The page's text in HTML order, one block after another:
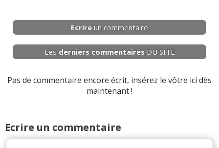
Ecrire un commentaire
Les derniers commentaires DU SITE
Pas de commentaire encore écrit, insérez le vôtre ici dès
maintenant !
Ecrire un commentaire